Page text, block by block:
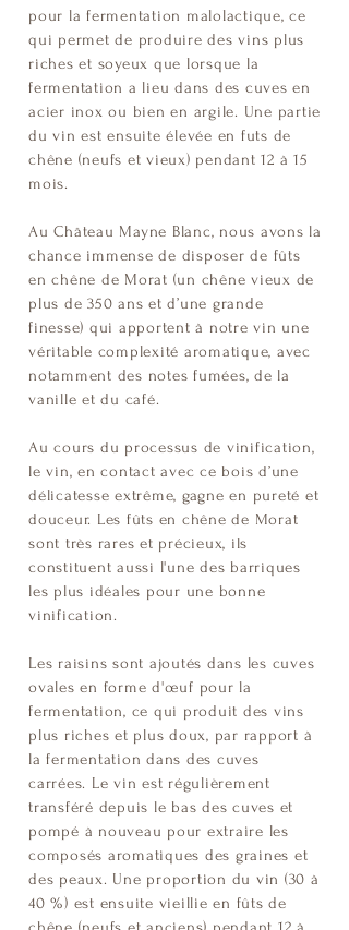
pour la fermentation malolactique, ce
qui permet de produire des vins plus
riches et soyeux que lorsque la
fermentation a lieu dans des cuves en
acier inox ou bien en argile. Une partie
du vin est ensuite élevée en futs de
chêne (neufs et vieux) pendant 12 à 15
mois.
Au Château Mayne Blanc, nous avons la
chance immense de disposer de fûts
en chêne de Morat (un chêne vieux de
plus de 350 ans et d’une grande
finesse) qui apportent à notre vin une
véritable complexité aromatique, avec
notamment des notes fumées, de la
vanille et du café.
Au cours du processus de vinification,
le vin, en contact avec ce bois d’une
délicatesse extrême, gagne en pureté et
douceur. Les fûts en chêne de Morat
sont très rares et précieux, ils
constituent aussi l'une des barriques
les plus idéales pour une bonne
vinification.
Les raisins sont ajoutés dans les cuves
ovales en forme d'œuf pour la
fermentation, ce qui produit des vins
plus riches et plus doux, par rapport à
la fermentation dans des cuves
carrées. Le vin est régulièrement
transféré depuis le bas des cuves et
pompé à nouveau pour extraire les
composés aromatiques des graines et
des peaux. Une proportion du vin (30 à
40 %) est ensuite vieillie en fûts de